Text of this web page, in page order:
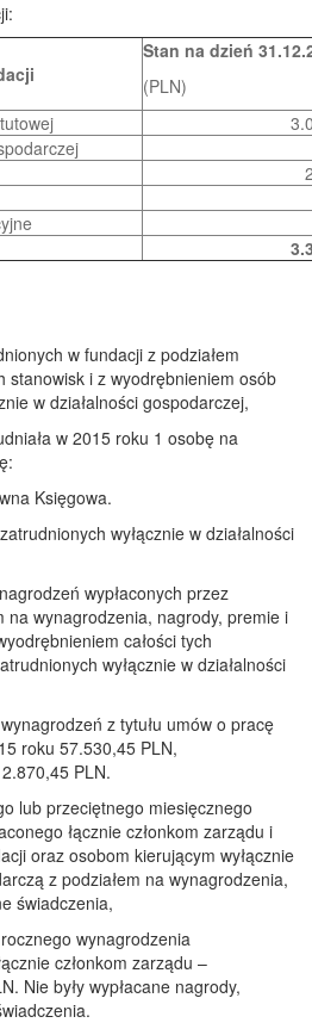
Stan na dzień
(PLN)
w fundacji z podziałem
stanowisk i z wyodrębnieniem osób
w działalności gospodarczej,
w 2015 roku 1 osobę na
Księgowa.
wyłącznie w działalności
wypłaconych przez
na wynagrodzenia, nagrody, premie i
całości tych
wyłącznie w działalności
z tytułu umów o pracę
roku 57.530,45 PLN,
PLN.
lub przeciętnego miesięcznego
łącznie członkom zarządu i
oraz osobom kierującym wyłącznie
z podziałem na wynagrodzenia,
świadczenia,
wynagrodzenia
członkom zarządu –
Nie były wypłacane nagrody,